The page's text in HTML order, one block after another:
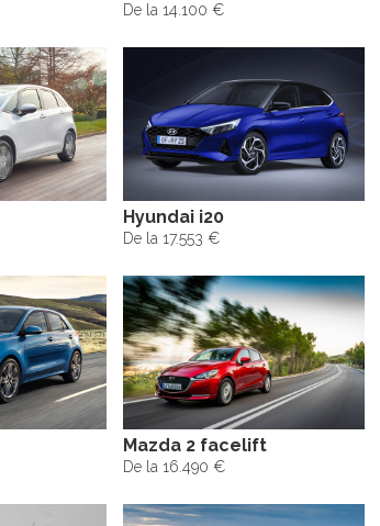
De la 14.100 €
Hyundai i20
De la 17.553 €
Mazda 2 facelift
De la 16.490 €